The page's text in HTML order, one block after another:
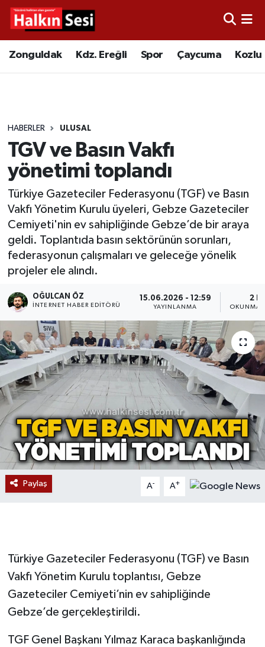
Zonguldak Kdz. Ereğli Spor Çaycuma Kozlu
HABERLER ULUSAL
TGV ve Basın Vakfı
yönetimi toplandı
Türkiye Gazeteciler Federasyonu (TGF) ve Basın
Vakfı Yönetim Kurulu üyeleri, Gebze Gazeteciler
Cemiyeti'nin ev sahipliğinde Gebze’de bir araya
geldi. Toplantıda basın sektörünün sorunları,
federasyonun çalışmaları ve geleceğe yönelik
projeler ele alındı.
OĞULCAN ÖZ
İNTERNET HABER EDITÖRÜ
15.06.2026 - 12:59
YAYINLANMA
2
OKUNMA
Paylaş A- A+
Türkiye Gazeteciler Federasyonu (TGF) ve Basın
Vakfı Yönetim Kurulu toplantısı, Gebze
Gazeteciler Cemiyeti’nin ev sahipliğinde
Gebze’de gerçekleştirildi.
TGF Genel Başkanı Yılmaz Karaca başkanlığında
Video
Çaycuma
Alaplı
Asayiş
Bartın
Karabük
ÇEVRE
BİLİM VE TEKNOLOJİ
Düzce
Eğitim
Gökçebey
GÜNDEM
İş ilanı
Merkez Hava Durumu
Tüm Manşetler
Son Dakika Haberleri
Haber Arşivi